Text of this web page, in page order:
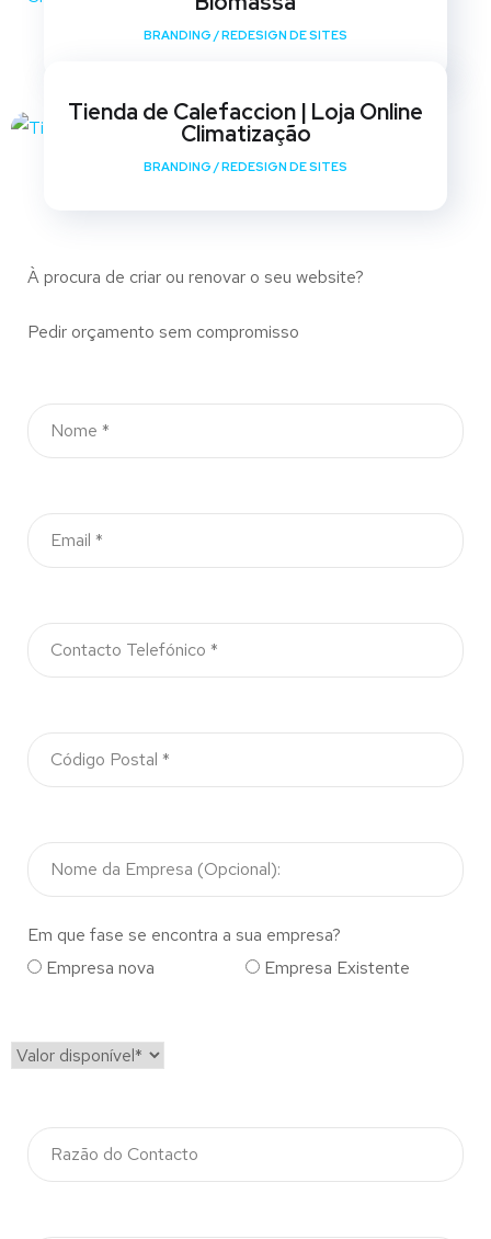
BRANDING /REDESIGN DE SITES
Tienda de Calefaccion | Loja Online
Climatização
BRANDING /REDESIGN DE SITES
À procura de criar ou renovar o seu website?
Pedir orçamento sem compromisso
Em que fase se encontra a sua empresa?
Empresa nova
Empresa Existente